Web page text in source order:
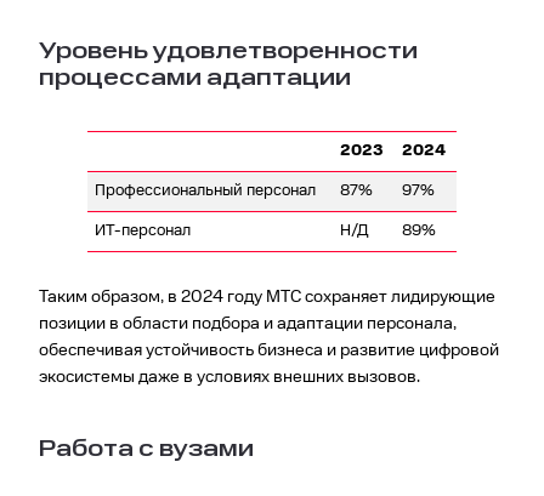
Уровень удовлетворенности
процессами адаптации
2023 2024
Профессиональный персонал 87% 97%
ИТ-персонал Н/Д 89%
Таким образом, в 2024 году МТС сохраняет лидирующие
позиции в области подбора и адаптации персонала,
обеспечивая устойчивость бизнеса и развитие цифровой
экосистемы даже в условиях внешних вызовов.
Работа с вузами